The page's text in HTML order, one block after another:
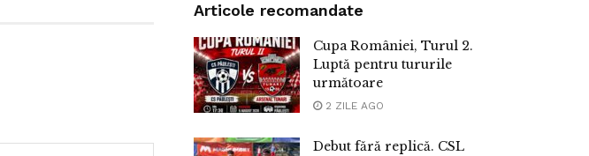
Articole recomandate
Cupa României, Turul 2.
Luptă pentru tururile
următoare
2 ZILE AGO
Debut fără replică. CSL